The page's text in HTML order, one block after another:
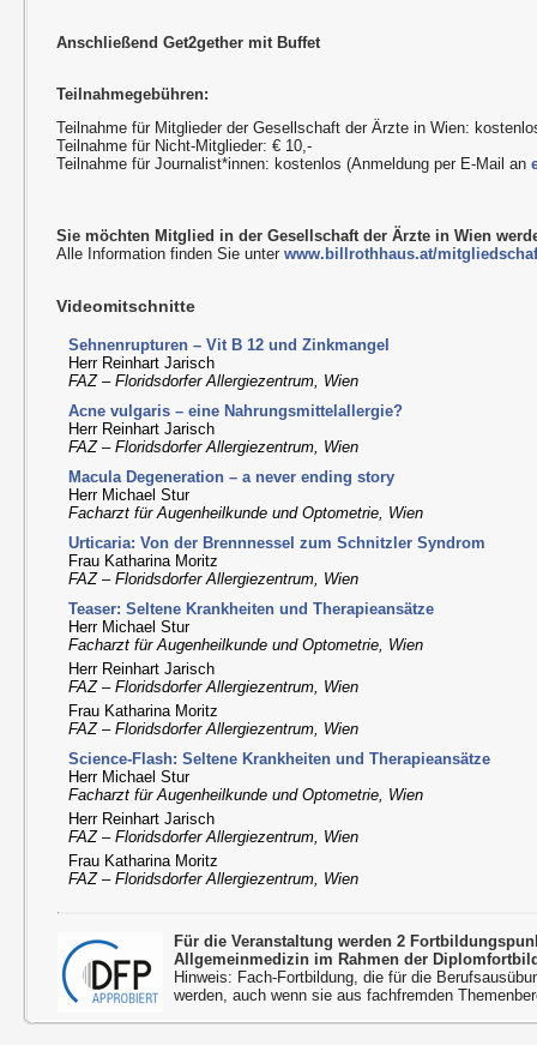
Anschließend Get2gether mit Buffet
Teilnahmegebühren:
Teilnahme für Mitglieder der Gesellschaft der Ärzte in Wien:
Teilnahme für Nicht-Mitglieder: € 10,-
Teilnahme für Journalist*innen: kostenlos (Anmeldung per E-Mail an
Sie möchten Mitglied in der Gesellschaft der Ärzte in Wien
Alle Information finden Sie unterwww.billrothhaus.at/
Videomitschnitte
Sehnenrupturen – Vit B 12 und Zinkmangel
Herr Reinhart Jarisch
FAZ – Floridsdorfer Allergiezentrum, Wien
Acne vulgaris – eine Nahrungsmittelallergie?
Herr Reinhart Jarisch
FAZ – Floridsdorfer Allergiezentrum, Wien
Macula Degeneration – a never ending story
Herr Michael Stur
Facharzt für Augenheilkunde und Optometrie, Wien
Urticaria: Von der Brennnessel zum Schnitzler Syndrom
Frau Katharina Moritz
FAZ – Floridsdorfer Allergiezentrum, Wien
Teaser: Seltene Krankheiten und Therapieansätze
Herr Michael Stur
Facharzt für Augenheilkunde und Optometrie, Wien
Herr Reinhart Jarisch
FAZ – Floridsdorfer Allergiezentrum, Wien
Frau Katharina Moritz
FAZ – Floridsdorfer Allergiezentrum, Wien
Science-Flash: Seltene Krankheiten und Therapieansätze
Herr Michael Stur
Facharzt für Augenheilkunde und Optometrie, Wien
Herr Reinhart Jarisch
FAZ – Floridsdorfer Allergiezentrum, Wien
Frau Katharina Moritz
FAZ – Floridsdorfer Allergiezentrum, Wien
Für die Veranstaltung werden 2
Allgemeinmedizin im Rahmen der
Hinweis: Fach-Fortbildung, die für die
werden, auch wenn sie aus fachfremden